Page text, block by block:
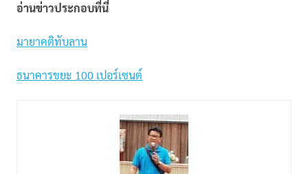
อ่านข่าวประกอบที่นี่
มายาคติทับลาน
ธนาคารขยะ 100 เปอร์เซนต์